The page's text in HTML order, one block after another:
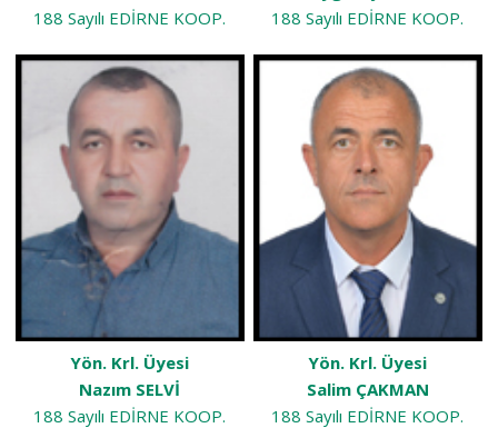
188 Sayılı EDİRNE KOOP.
188 Sayılı EDİRNE KOOP.
Yön. Krl. Üyesi
Nazım SELVİ
188 Sayılı EDİRNE KOOP.
Yön. Krl. Üyesi
Salim ÇAKMAN
188 Sayılı EDİRNE KOOP.